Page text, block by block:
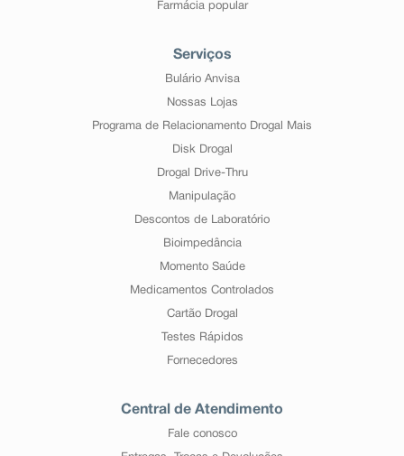
Farmácia popular
Serviços
Bulário Anvisa
Nossas Lojas
Programa de Relacionamento Drogal Mais
Disk Drogal
Drogal Drive-Thru
Manipulação
Descontos de Laboratório
Bioimpedância
Momento Saúde
Medicamentos Controlados
Cartão Drogal
Testes Rápidos
Fornecedores
Central de Atendimento
Fale conosco